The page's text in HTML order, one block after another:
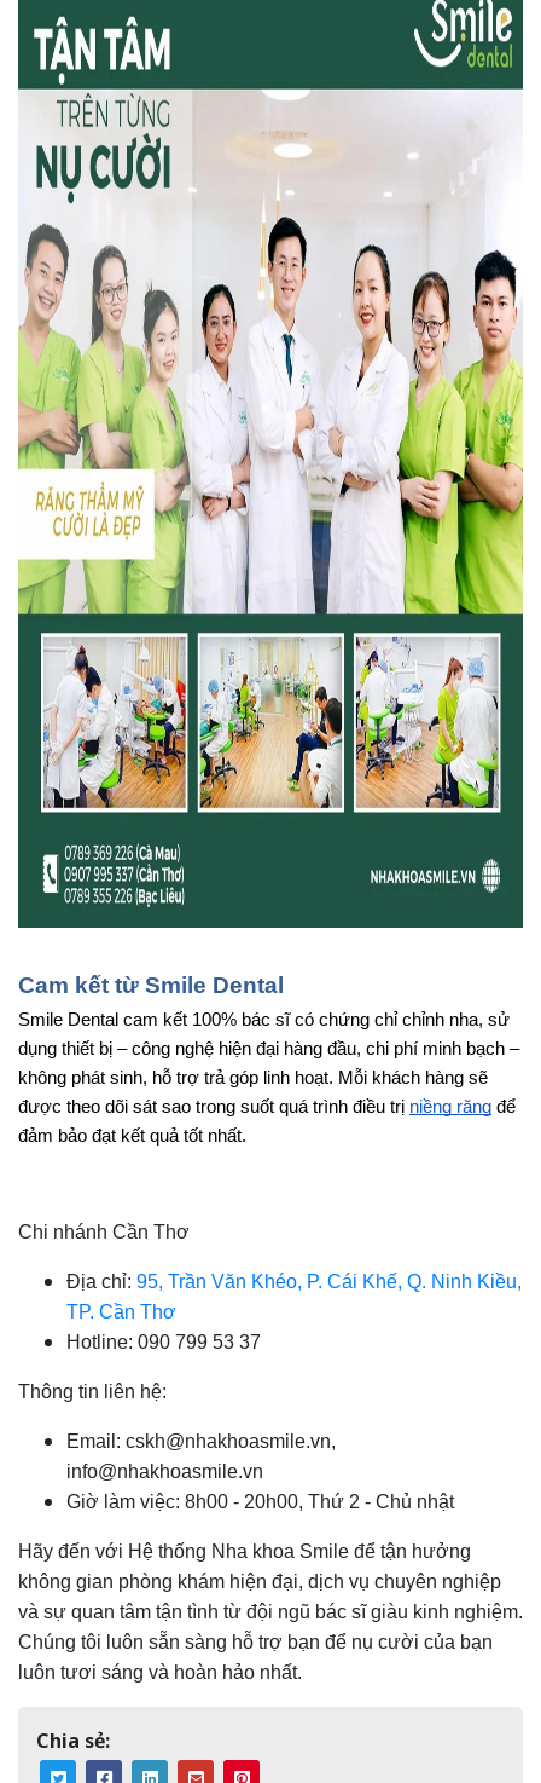
Cam kết từ Smile Dental
Smile Dental cam kết 100% bác sĩ có chứng chỉ chỉnh nha, sử
dụng thiết bị – công nghệ hiện đại hàng đầu, chi phí minh bạch –
không phát sinh, hỗ trợ trả góp linh hoạt. Mỗi khách hàng sẽ
được theo dõi sát sao trong suốt quá trình điều trị niềng răng để
đảm bảo đạt kết quả tốt nhất.
Chi nhánh Cần Thơ
Địa chỉ: 95, Trần Văn Khéo, P. Cái Khế, Q. Ninh Kiều,
TP. Cần Thơ
Hotline: 090 799 53 37
Thông tin liên hệ:
Email: cskh@nhakhoasmile.vn,
info@nhakhoasmile.vn
Giờ làm việc: 8h00 - 20h00, Thứ 2 - Chủ nhật
Hãy đến với Hệ thống Nha khoa Smile để tận hưởng
không gian phòng khám hiện đại, dịch vụ chuyên nghiệp
và sự quan tâm tận tình từ đội ngũ bác sĩ giàu kinh nghiệm.
Chúng tôi luôn sẵn sàng hỗ trợ bạn để nụ cười của bạn
luôn tươi sáng và hoàn hảo nhất.
Chia sẻ: